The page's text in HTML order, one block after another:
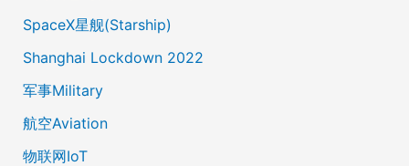
SpaceX星舰(Starship)
Shanghai Lockdown 2022
军事Military
航空Aviation
物联网IoT